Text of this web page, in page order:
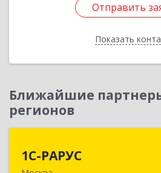
Отправить
Показать
Отправить
Назад
Ближайшие
регионов
1С-РАРУС